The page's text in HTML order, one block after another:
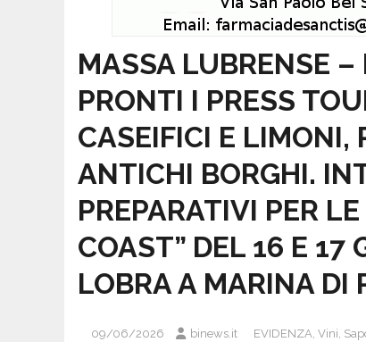
MASSA LUBRENSE
PRONTI I PRESS
CASEIFICI E LIMONI,
ANTICHI BORGHI.
PREPARATIVI PER
COAST” DEL 16 E 17
LOBRA A MARINA DI
09/06/2026 binews.it EVIDENZA, Vini,